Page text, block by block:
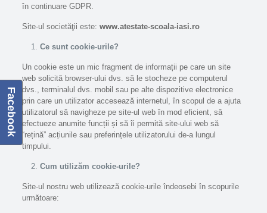
în continuare GDPR.
Site-ul societăţii este: www.atestate-scoala-iasi.ro
Ce sunt cookie-urile?
Un cookie este un mic fragment de informații pe care un site
web solicită browser-ului dvs. să le stocheze pe computerul
dvs., terminalul dvs. mobil sau pe alte dispozitive electronice
prin care un utilizator accesează internetul, în scopul de a ajuta
utilizatorul să navigheze pe site-ul web în mod eficient, să
efectueze anumite funcții și să îi permită site-ului web să
“rețină” acțiunile sau preferințele utilizatorului de-a lungul
timpului.
Cum utilizăm cookie-urile?
Site-ul nostru web utilizează cookie-urile îndeosebi în scopurile
următoare:
Facebook